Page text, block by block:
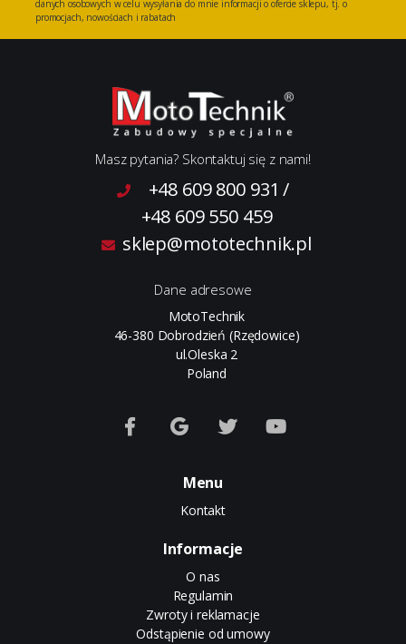
danych osobowych w celu wysyłania do mnie informacji o ofercie sklepu, tj. o
promocjach, nowościach i rabatach
Masz pytania? Skontaktuj się z nami!
+48 609 800 931 /
+48 609 550 459
sklep@mototechnik.pl
Dane adresowe
MotoTechnik
46-380 Dobrodzień (Rzędowice)
ul.Oleska 2
Poland
Menu
Kontakt
Informacje
O nas
Regulamin
Zwroty i reklamacje
Odstąpienie od umowy